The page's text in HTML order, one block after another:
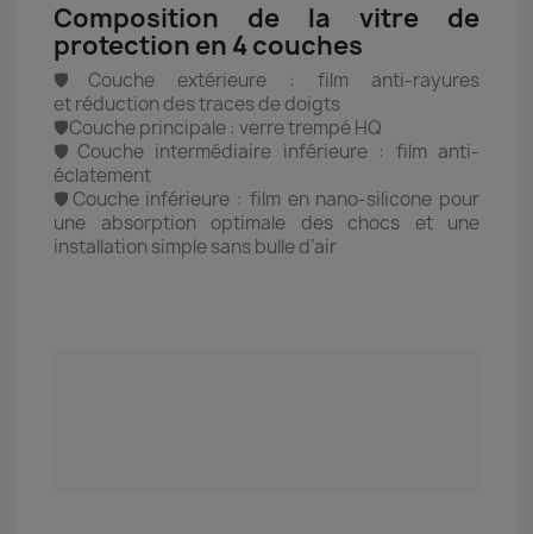
Composition de la vitre de
protection en 4 couches
🛡️Couche extérieure : film anti-rayures
et réduction des traces de doigts
🛡️Couche principale : verre trempé HQ
🛡️Couche intermédiaire inférieure : film anti-
éclatement
🛡️Couche inférieure : film en nano-silicone pour
une absorption optimale des chocs et une
installation simple sans bulle d’air